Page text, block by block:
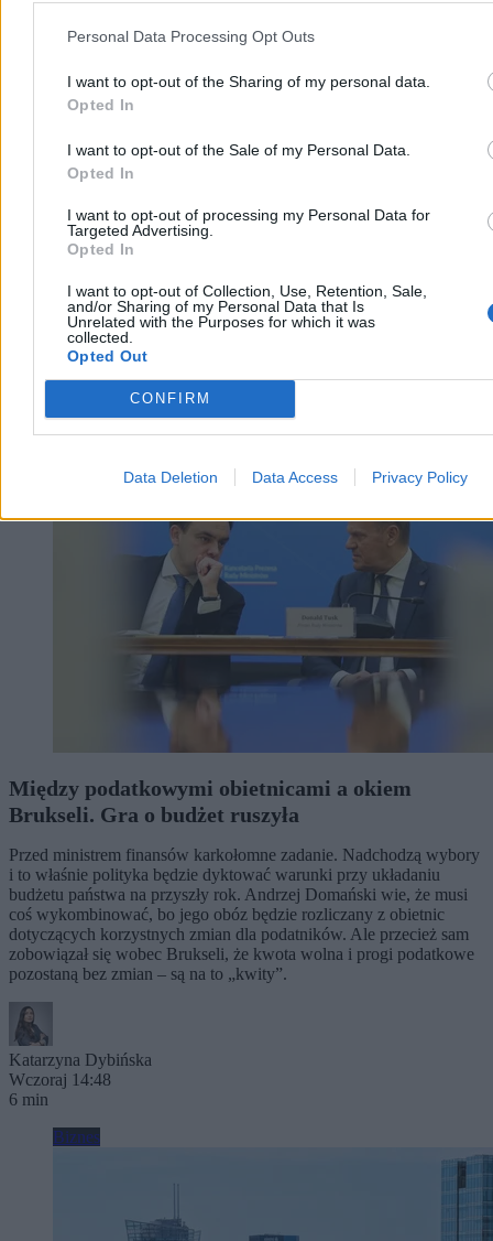
Personal Data Processing Opt Outs
I want to opt-out of the Sharing of my personal data.
Opted In
I want to opt-out of the Sale of my Personal Data.
Opted In
I want to opt-out of processing my Personal Data for
Targeted Advertising.
Opted In
I want to opt-out of Collection, Use, Retention, Sale,
and/or Sharing of my Personal Data that Is
Unrelated with the Purposes for which it was
collected.
Opted Out
CONFIRM
Data Deletion Data Access Privacy Policy
Wczoraj 19:24
Reklama
Biznes
Między podatkowymi obietnicami a okiem
Brukseli. Gra o budżet ruszyła
Przed ministrem finansów karkołomne zadanie. Nadchodzą wybory
i to właśnie polityka będzie dyktować warunki przy układaniu
budżetu państwa na przyszły rok. Andrzej Domański wie, że musi
coś wykombinować, bo jego obóz będzie rozliczany z obietnic
dotyczących korzystnych zmian dla podatników. Ale przecież sam
zobowiązał się wobec Brukseli, że kwota wolna i progi podatkowe
pozostaną bez zmian – są na to „kwity”.
Katarzyna Dybińska
Wczoraj 14:48
6 min
Biznes